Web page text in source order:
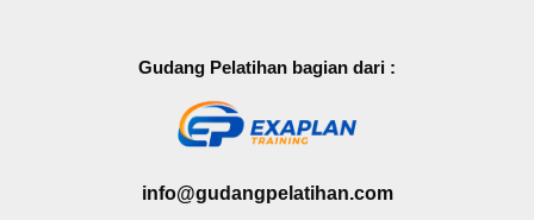
Gudang Pelatihan bagian dari :
info@gudangpelatihan.com